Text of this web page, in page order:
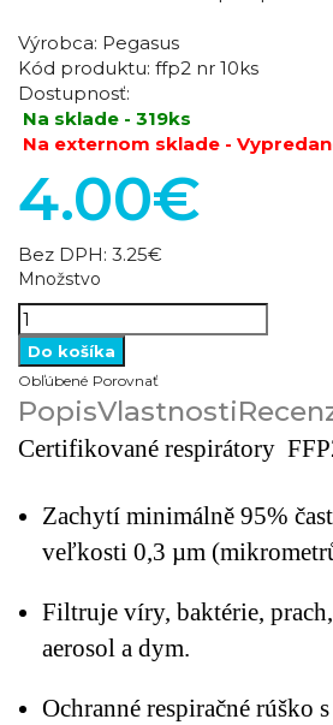
Výrobca: Pegasus
Kód produktu: ffp2 nr 10ks
Dostupnosť:
Na sklade - 319ks
Na externom sklade -
4.00€
Bez DPH: 3.25€
Množstvo
Obľúbené Porovnať
PopisVlastnosti
Certifikované respirátory
Zachytí minimálně 95%
veľkosti 0,3 µm
Filtruje víry, baktérie,
aerosol a dym.
Ochranné respiračné rúško